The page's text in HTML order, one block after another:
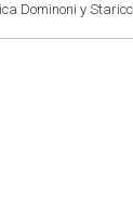
Dominoni y